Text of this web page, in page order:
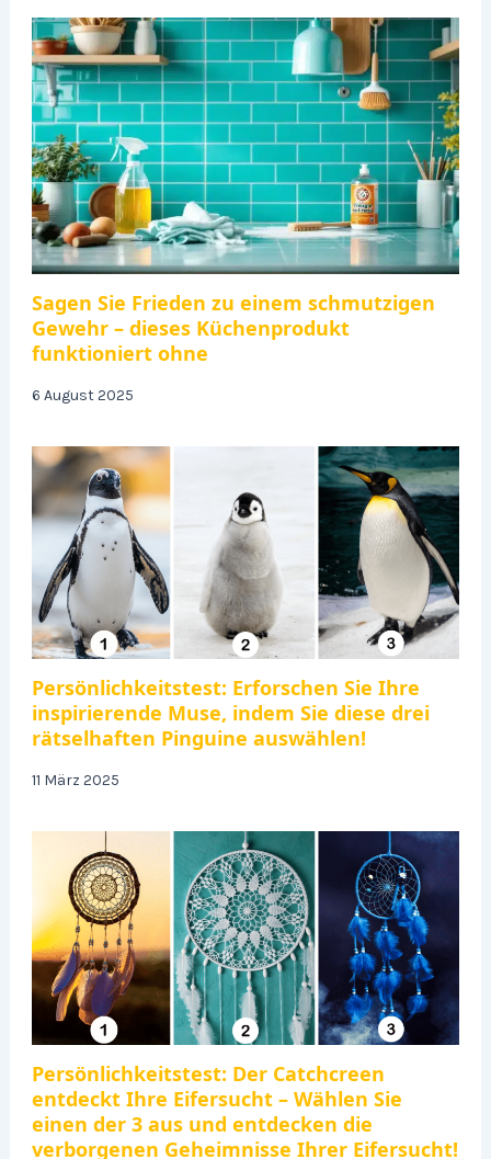
Sagen Sie Frieden zu einem schmutzigen
Gewehr – dieses Küchenprodukt
funktioniert ohne
6 August 2025
Persönlichkeitstest: Erforschen Sie Ihre
inspirierende Muse, indem Sie diese drei
rätselhaften Pinguine auswählen!
11 März 2025
Persönlichkeitstest: Der Catchcreen
entdeckt Ihre Eifersucht – Wählen Sie
einen der 3 aus und entdecken die
verborgenen Geheimnisse Ihrer Eifersucht!